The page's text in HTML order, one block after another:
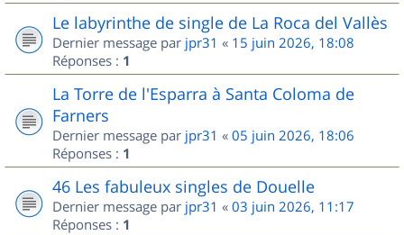
Le labyrinthe de single de La Roca del Vallès
Dernier message par jpr31 « 15 juin 2026, 18:08
Réponses : 1
La Torre de l'Esparra à Santa Coloma de
Farners
Dernier message par jpr31 « 05 juin 2026, 18:06
Réponses : 1
46 Les fabuleux singles de Douelle
Dernier message par jpr31 « 03 juin 2026, 11:17
Réponses : 1